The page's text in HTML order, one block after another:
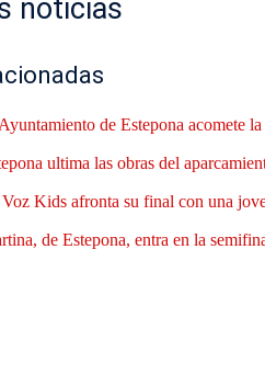
noticias
de Estepona acomete
ultima las obras del
Kids afronta su final con una
de Estepona, entra en la